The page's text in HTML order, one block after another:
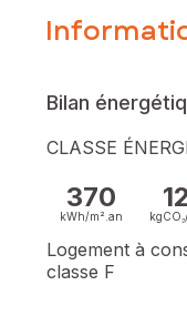
Bilan
CLASSE
370
kWh/m². an
Logement à
classe F